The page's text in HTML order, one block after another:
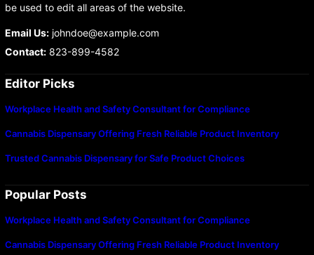
be used to edit all areas of the website.
Email Us:johndoe@example.com
Contact:823-899-4582
Editor Picks
Workplace Health and Safety Consultant for Compliance
Cannabis Dispensary Offering Fresh Reliable Product Inventory
Trusted Cannabis Dispensary for Safe Product Choices
Popular Posts
Workplace Health and Safety Consultant for Compliance
Cannabis Dispensary Offering Fresh Reliable Product Inventory